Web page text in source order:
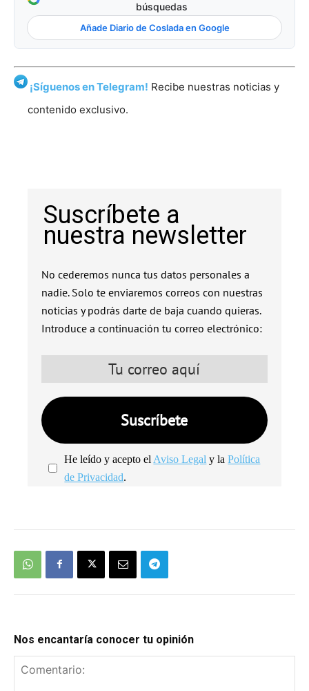
búsquedas
Añade Diario de Coslada en Google
¡Síguenos en Telegram! Recibe nuestras noticias y
contenido exclusivo.
Suscríbete a
nuestra newsletter
No cederemos nunca tus datos personales a
nadie. Solo te enviaremos correos con nuestras
noticias y podrás darte de baja cuando quieras.
Introduce a continuación tu correo electrónico:
He leído y acepto el Aviso Legal y laPolítica
de Privacidad.
Nos encantaría conocer tu opinión